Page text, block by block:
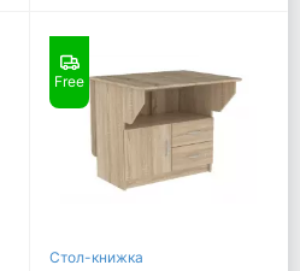
Free
Стол-книжка